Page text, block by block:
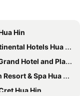
Hin
Hotels Hua Hin Resort By Ihg
Hotel and Plaza
& Spa Hua Hin
Hua Hin